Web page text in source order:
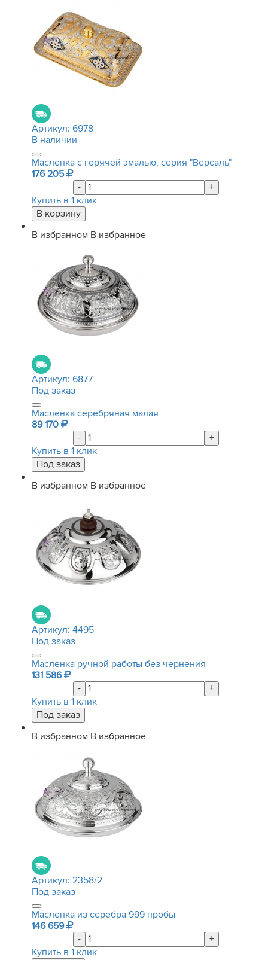
Артикул: 6978
В наличии
Масленка с горячей эмалью, серия "Версаль"
176 205
-
+
Купить в 1 клик
В избранном В избранное
Артикул: 6877
Под заказ
Масленка серебряная малая
89 170
-
+
Купить в 1 клик
В избранном В избранное
Артикул: 4495
Под заказ
Масленка ручной работы без чернения
131 586
-
+
Купить в 1 клик
В избранном В избранное
Артикул: 2358/2
Под заказ
Масленка из серебра 999 пробы
146 659
-
+
Купить в 1 клик